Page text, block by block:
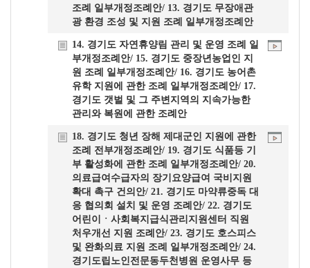
조례 일부개정조례안/ 13. 경기도 무장애관
광 환경 조성 및 지원 조례 일부개정조례안
14. 경기도 자연휴양림 관리 및 운영 조례 일
부개정조례안/ 15. 경기도 중장년농업인 지
원 조례 일부개정조례안/ 16. 경기도 농어촌
유학 지원에 관한 조례 일부개정조례안/ 17.
경기도 갯벌 및 그 주변지역의 지속가능한
관리와 복원에 관한 조례안
18. 경기도 청년 장해 제대군인 지원에 관한
조례 전부개정조례안/ 19. 경기도 식품등 기
부 활성화에 관한 조례 일부개정조례안/ 20.
의료급여수급자의 장기요양급여 국비지원
확대 촉구 건의안/ 21. 경기도 마약류중독 대
응 협의회 설치 및 운영 조례안/ 22. 경기도
어린이ㆍ사회복지급식관리지원센터 직원
처우개선 지원 조례안/ 23. 경기도 호스피스
및 완화의료 지원 조례 일부개정조례안/ 24.
경기도립노인전문동두천병원 운영사무 등